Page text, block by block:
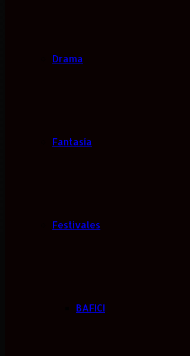
Drama
Fantasía
Festivales
BAFICI